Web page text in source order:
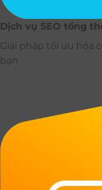
Dịch vụ SEO tổng
Giải pháp tối ưu hóa
bạn